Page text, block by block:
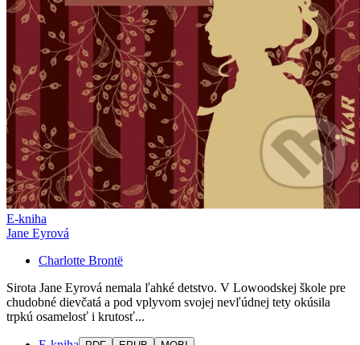
E-kniha
Jane Eyrová
Charlotte Brontë
Sirota Jane Eyrová nemala ľahké detstvo. V Lowoodskej škole pre
chudobné dievčatá a pod vplyvom svojej nevľúdnej tety okúsila
trpkú osamelosť i krutosť...